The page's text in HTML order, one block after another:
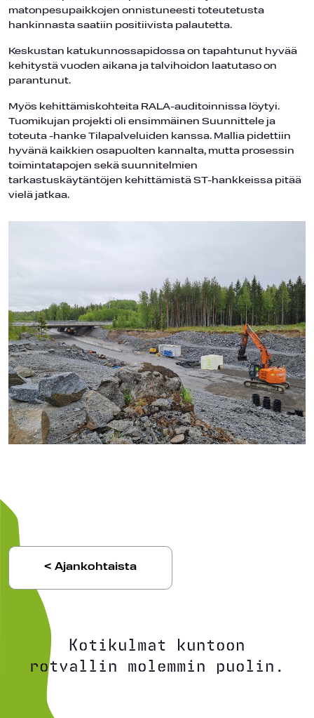
matonpesupaikkojen onnistuneesti toteutetusta
hankinnasta saatiin positiivista palautetta.
Keskustan katukunnossapidossa on tapahtunut hyvää
kehitystä vuoden aikana ja talvihoidon laatutaso on
parantunut.
Myös kehittämiskohteita RALA-auditoinnissa löytyi.
Tuomikujan projekti oli ensimmäinen Suunnittele ja
toteuta -hanke Tilapalveluiden kanssa. Mallia pidettiin
hyvänä kaikkien osapuolten kannalta, mutta prosessin
toimintatapojen sekä suunnitelmien
tarkastuskäytäntöjen kehittämistä ST-hankkeissa pitää
vielä jatkaa.
< Ajankohtaista
Kotikulmat kuntoon
rotvallin molemmin puolin.